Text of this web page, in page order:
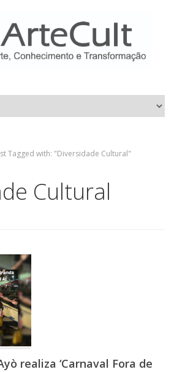
Tagged with: "Diversidade Cultural"
Cultural
realiza ‘Carnaval Fora de